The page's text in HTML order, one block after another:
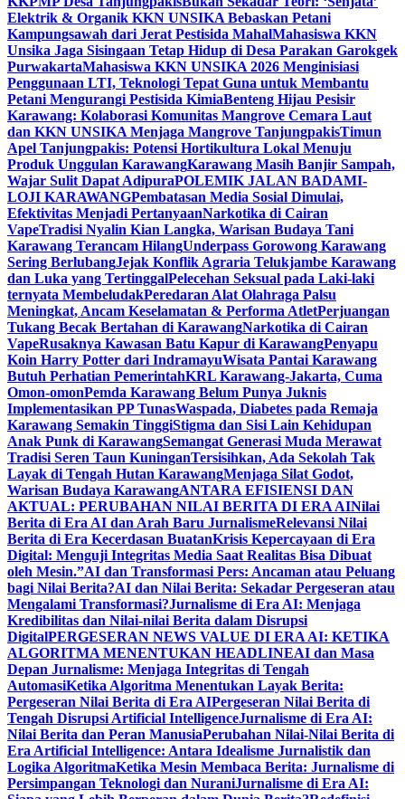
Elektrik & Organik KKN UNSIKA Bebaskan Petani
Kampungsawah dari Jerat Pestisida MahalMahasiswa KKN
Unsika Jaga Sisingaan Tetap Hidup di Desa Parakan Garokgek
PurwakartaMahasiswa KKN UNSIKA 2026 Menginisiasi
Penggunaan LTI, Teknologi Tepat Guna untuk Membantu
Petani Mengurangi Pestisida KimiaBenteng Hijau Pesisir
Karawang: Kolaborasi Komunitas Mangrove Cemara Laut
dan KKN UNSIKA Menjaga Mangrove TanjungpakisTimun
Apel Tanjungpakis: Potensi Hortikultura Lokal Menuju
Produk Unggulan KarawangKarawang Masih Banjir Sampah,
Wajar Sulit Dapat AdipuraPOLEMIK JALAN BADAMI-
LOJI KARAWANGPembatasan Media Sosial Dimulai,
Efektivitas Menjadi PertanyaanNarkotika di Cairan
VapeTradisi Nyalin Kian Langka, Warisan Budaya Tani
Karawang Terancam HilangUnderpass Gorowong Karawang
Sering BerlubangJejak Konflik Agraria Telukjambe Karawang
dan Luka yang TertinggalPelecehan Seksual pada Laki-laki
ternyata MembeludakPeredaran Alat Olahraga Palsu
Meningkat, Ancam Keselamatan & Performa AtletPerjuangan
Tukang Becak Bertahan di KarawangNarkotika di Cairan
VapeRusaknya Kawasan Batu Kapur di KarawangPenyapu
Koin Harry Potter dari IndramayuWisata Pantai Karawang
Butuh Perhatian PemerintahKRL Karawang-Jakarta, Cuma
Omon-omonPemda Karawang Belum Punya Juknis
Implementasikan PP TunasWaspada, Diabetes pada Remaja
Karawang Semakin TinggiStigma dan Sisi Lain Kehidupan
Anak Punk di KarawangSemangat Generasi Muda Merawat
Tradisi Seren Taun KuninganTersisihkan, Ada Sekolah Tak
Layak di Tengah Hutan KarawangMenjaga Silat Godot,
Warisan Budaya KarawangANTARA EFISIENSI DAN
AKTUAL: PERUBAHAN NILAI BERITA DI ERA AINilai
Berita di Era AI dan Arah Baru JurnalismeRelevansi Nilai
Berita di Era Kecerdasan BuatanKrisis Kepercayaan di Era
Digital: Menguji Integritas Media Saat Realitas Bisa Dibuat
oleh Mesin.”AI dan Transformasi Pers: Ancaman atau Peluang
bagi Nilai Berita?AI dan Nilai Berita: Sekadar Pergeseran atau
Mengalami Transformasi?Jurnalisme di Era AI: Menjaga
Kredibilitas dan Nilai-nilai Berita dalam Disrupsi
DigitalPERGESERAN NEWS VALUE DI ERA AI: KETIKA
ALGORITMA MENENTUKAN HEADLINEAI dan Masa
Depan Jurnalisme: Menjaga Integritas di Tengah
AutomasiKetika Algoritma Menentukan Layak Berita:
Pergeseran Nilai Berita di Era AIPergeseran Nilai Berita di
Tengah Disrupsi Artificial IntelligenceJurnalisme di Era AI:
Nilai Berita dan Peran ManusiaPerubahan Nilai-Nilai Berita di
Era Artificial Intelligence: Antara Idealisme Jurnalistik dan
Logika AlgoritmaKetika Mesin Membaca Berita: Jurnalisme di
Persimpangan Teknologi dan NuraniJurnalisme di Era AI: